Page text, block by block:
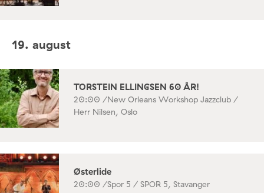
19. august
TORSTEIN ELLINGSEN 60 ÅR!
20:00 /New Orleans Workshop Jazzclub /
Herr Nilsen, Oslo
Østerlide
20:00 /Spor 5 / SPOR 5, Stavanger